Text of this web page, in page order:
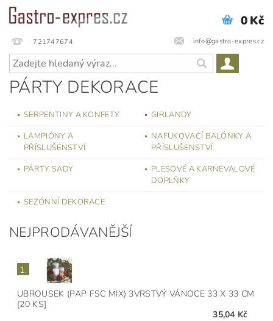
721747674 info@gastro-expres.cz
0 Kč
PÁRTY DEKORACE
SERPENTINY A KONFETY
GIRLANDY
LAMPIÓNY A
PŘÍSLUŠENSTVÍ
NAFUKOVACÍ BALÓNKY A
PŘÍSLUŠENSTVÍ
PÁRTY SADY
PLESOVÉ A KARNEVALOVÉ
DOPLŇKY
SEZÓNNÍ DEKORACE
NEJPRODÁVANĚJŠÍ
1.
UBROUSEK (PAP FSC MIX) 3VRSTVÝ VÁNOCE 33 X 33 CM
[20 KS]
35,04 Kč